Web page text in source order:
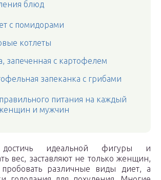
блюд
с помидорами
котлеты
запеченная с картофелем
запеканка с грибами
питания на каждый
и мужчин
достичь идеальной фигуры и
вес, заставляют не только женщин,
различные виды диет, а